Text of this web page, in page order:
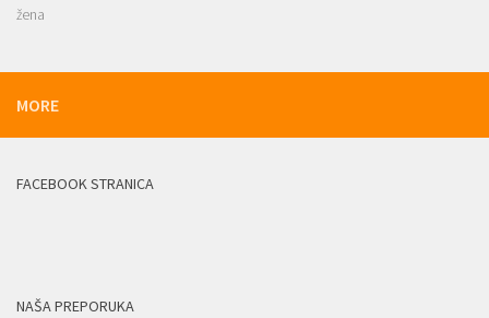
žena
MORE
FACEBOOK STRANICA
NAŠA PREPORUKA